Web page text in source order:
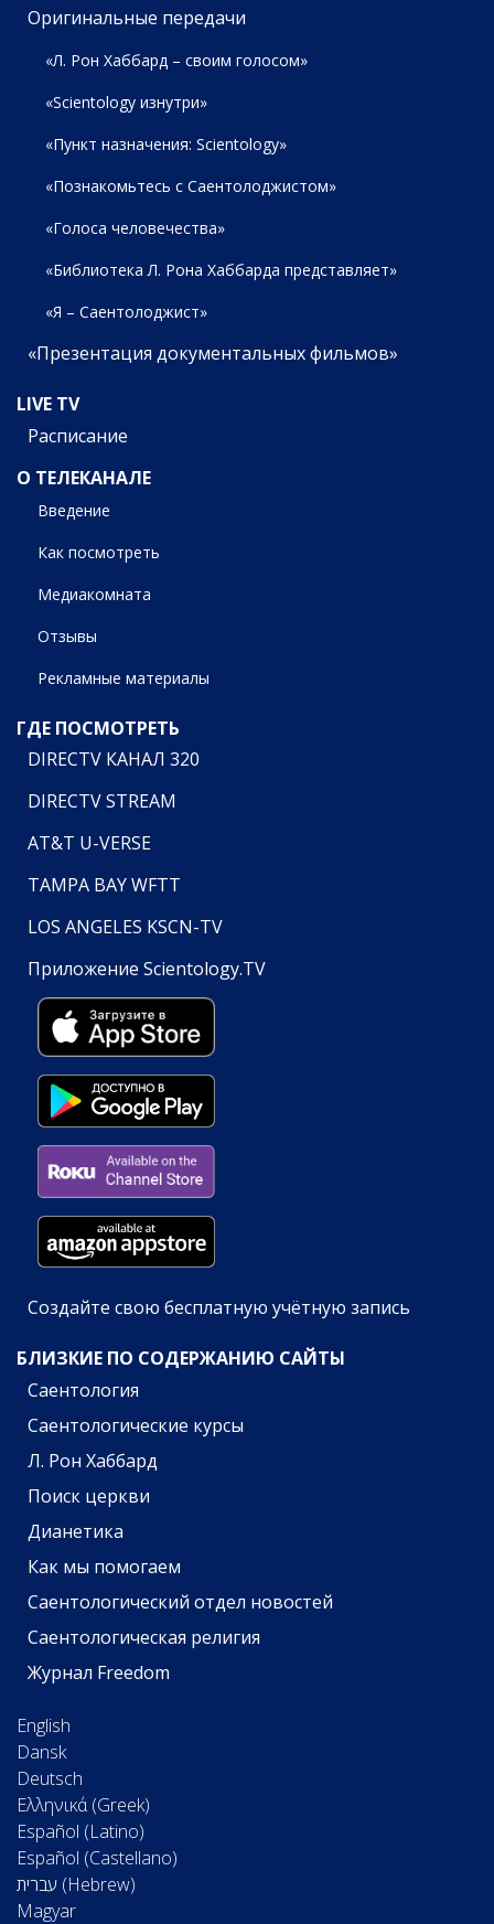
Оригинальные передачи
«Л. Рон Хаббард – своим голосом»
«Scientology изнутри»
«Пункт назначения: Scientology»
«Познакомьтесь с Саентолоджистом»
«Голоса человечества»
«Библиотека Л. Рона Хаббарда представляет»
«Я – Саентолоджист»
«Презентация документальных фильмов»
LIVE TV
Расписание
О ТЕЛЕКАНАЛЕ
Введение
Как посмотреть
Медиакомната
Отзывы
Рекламные материалы
ГДЕ ПОСМОТРЕТЬ
DIRECTV КАНАЛ 320
DIRECTV STREAM
AT&T U-VERSE
TAMPA BAY WFTT
LOS ANGELES KSCN-TV
Приложение Scientology.TV
Создайте свою бесплатную учётную запись
БЛИЗКИЕ ПО СОДЕРЖАНИЮ САЙТЫ
Саентология
Саентологические курсы
Л. Рон Хаббард
Поиск церкви
Дианетика
Как мы помогаем
Саентологический отдел новостей
Саентологическая религия
Журнал Freedom
English
Dansk
Deutsch
Ελληνικά (Greek)
Español (Latino)
Español (Castellano)
Magyar